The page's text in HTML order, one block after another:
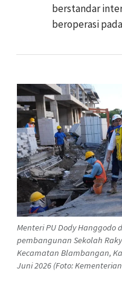
berstandar
beroperasi
Menteri PU Dody
pembangunan Sekolah
Kecamatan Blambangan,
Juni 2026 (Foto: